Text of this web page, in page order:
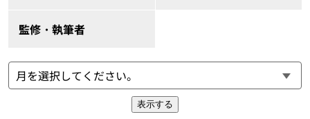
監修・執筆者
表示する